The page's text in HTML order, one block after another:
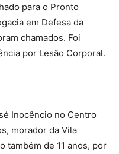
para o Pronto
em Defesa da
chamados. Foi
por Lesão Corporal.
Inocêncio no Centro
morador da Vila
também de 11 anos, por